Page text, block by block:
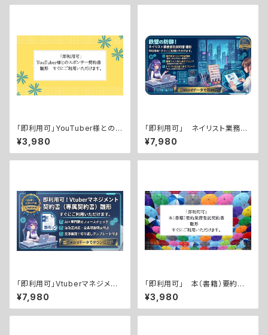
「即利用可」YouTuber様とのス
ポンサー契約書 雛形 すぐに
ご利用いただけます。
¥3,980
「即利用可」 ネイリスト業務委
託契約書 雛形 すぐにご利用
いただけます。
¥7,980
「即利用可」Vtuberマネジメン
ト契約書（専属契約書） 雛形
すぐにご利用いただけます。
¥7,980
「即利用可」 本（書籍）要約業
務委託契約書 雛形 すぐにご
利用いただけます。
¥3,980